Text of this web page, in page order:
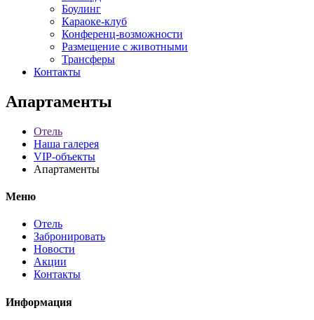
Боулинг
Караоке-клуб
Конференц-возможности
Размещение с животными
Трансферы
Контакты
Апартаменты
Отель
Наша галерея
VIP-объекты
Апартаменты
Меню
Отель
Забронировать
Новости
Акции
Контакты
Информация